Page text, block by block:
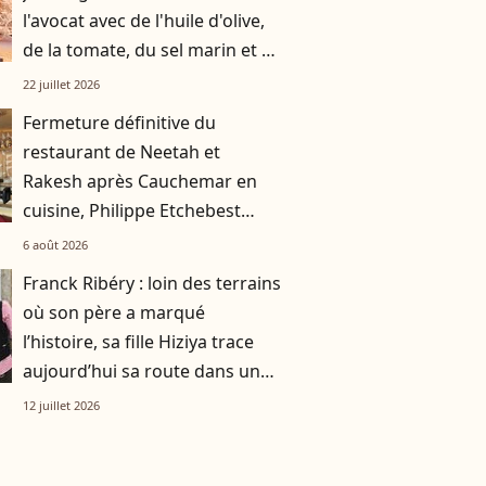
l'avocat avec de l'huile d'olive,
de la tomate, du sel marin et un
smoothie"
22 juillet 2026
Fermeture définitive du
restaurant de Neetah et
Rakesh après Cauchemar en
cuisine, Philippe Etchebest
pensait les avoir sauvés
6 août 2026
Franck Ribéry : loin des terrains
où son père a marqué
l’histoire, sa fille Hiziya trace
aujourd’hui sa route dans un
tout autre univers
12 juillet 2026